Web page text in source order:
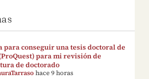
para conseguir una tesis doctoral de
para mi revisión de
de doctorado
hace 9 horas